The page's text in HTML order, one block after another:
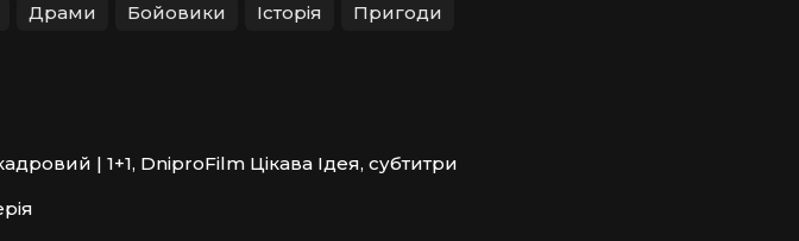
Драми Бойовики Історія Пригоди
| 1+1, DniproFilm Цікава Ідея, субтитри